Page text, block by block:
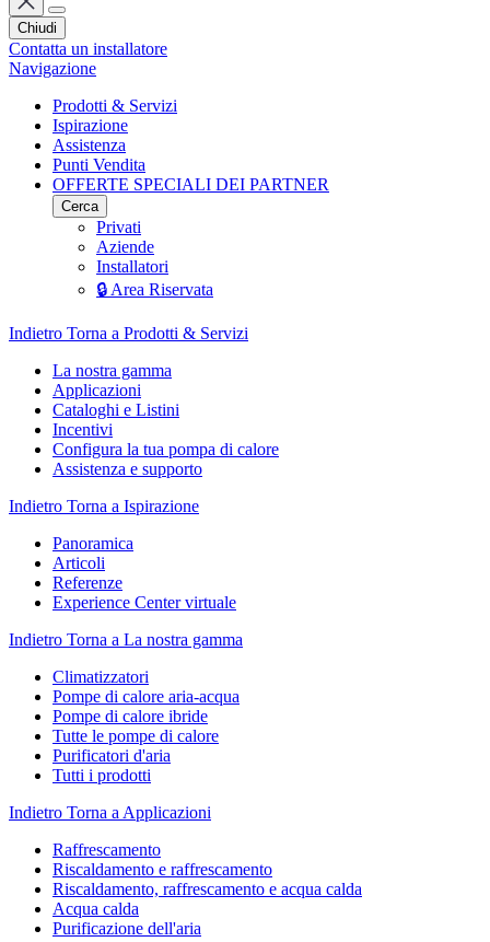
Chiudi
Contatta un installatore
Navigazione
Prodotti & Servizi
Ispirazione
Assistenza
Punti Vendita
OFFERTE SPECIALI DEI PARTNER
Cerca
Privati
Aziende
Installatori
🔒 Area Riservata
Indietro Torna a Prodotti & Servizi
La nostra gamma
Applicazioni
Cataloghi e Listini
Incentivi
Configura la tua pompa di calore
Assistenza e supporto
Indietro Torna a Ispirazione
Panoramica
Articoli
Referenze
Experience Center virtuale
Indietro Torna a La nostra gamma
Climatizzatori
Pompe di calore aria-acqua
Pompe di calore ibride
Tutte le pompe di calore
Purificatori d'aria
Tutti i prodotti
Indietro Torna a Applicazioni
Raffrescamento
Riscaldamento e raffrescamento
Riscaldamento, raffrescamento e acqua calda
Acqua calda
Purificazione dell'aria